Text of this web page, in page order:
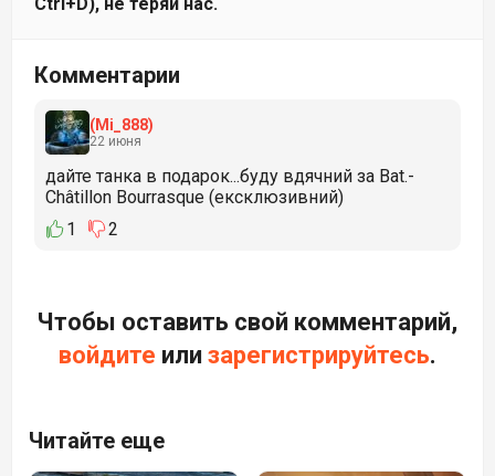
Комментарии
(Mi_888)
22 июня
дайте танка в подарок...буду вдячний за Bat.-
Châtillon Bourrasque (ексклюзивний)
1
2
Чтобы оставить свой комментарий,
войдите или зарегистрируйтесь.
Читайте еще